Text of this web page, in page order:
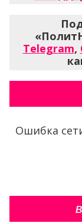
Telegram,
Ошибка